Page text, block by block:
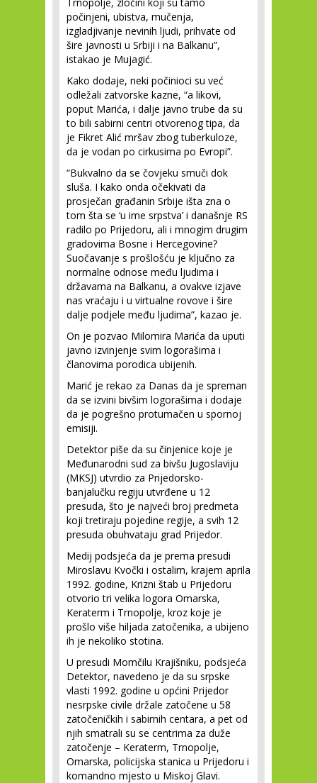
počinjeni, ubistva, mučenja,
izgladjivanje nevinih ljudi, prihvate od
šire javnosti u Srbiji i na Balkanu”,
istakao je Mujagić.
Kako dodaje, neki počinioci su već
odležali zatvorske kazne, “a likovi,
poput Marića, i dalje javno trube da su
to bili sabirni centri otvorenog tipa, da
je Fikret Alić mršav zbog tuberkuloze,
da je vodan po cirkusima po Evropi”.
“Bukvalno da se čovjeku smuči dok
sluša. I kako onda očekivati da
prosječan građanin Srbije išta zna o
tom šta se ‘u ime srpstva’ i današnje RS
radilo po Prijedoru, ali i mnogim drugim
gradovima Bosne i Hercegovine?
Suočavanje s prošlošću je ključno za
normalne odnose među ljudima i
državama na Balkanu, a ovakve izjave
nas vraćaju i u virtualne rovove i šire
dalje podjele među ljudima”, kazao je.
On je pozvao Milomira Marića da uputi
javno izvinjenje svim logorašima i
članovima porodica ubijenih.
Marić je rekao za Danas da je spreman
da se izvini bivšim logorašima i dodaje
da je pogrešno protumačen u spornoj
emisiji.
Detektor piše da su činjenice koje je
Međunarodni sud za bivšu Jugoslaviju
(MKSJ) utvrdio za Prijedorsko-
banjalučku regiju utvrđene u 12
presuda, što je najveći broj predmeta
koji tretiraju pojedine regije, a svih 12
presuda obuhvataju grad Prijedor.
Medij podsjeća da je prema presudi
Miroslavu Kvočki i ostalim, krajem aprila
1992. godine, Krizni štab u Prijedoru
otvorio tri velika logora Omarska,
Keraterm i Trnopolje, kroz koje je
prošlo više hiljada zatočenika, a ubijeno
ih je nekoliko stotina.
U presudi Momčilu Krajišniku, podsjeća
Detektor, navedeno je da su srpske
vlasti 1992. godine u općini Prijedor
nesrpske civile držale zatočene u 58
zatočeničkih i sabirnih centara, a pet od
njih smatrali su se centrima za duže
zatočenje – Keraterm, Trnopolje,
Omarska, policijska stanica u Prijedoru i
komandno mjesto u Miskoj Glavi.